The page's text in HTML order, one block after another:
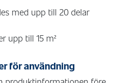
med upp till 20 delar
upp till 15 m²
för användning